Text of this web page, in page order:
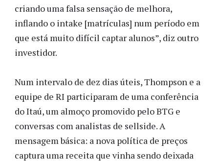
criando uma falsa sensação de melhora,
inflando o intake [matrículas] num período em
que está muito difícil captar alunos”, diz outro
investidor.
Num intervalo de dez dias úteis, Thompson e a
equipe de RI participaram de uma conferência
do Itaú, um almoço promovido pelo BTG e
conversas com analistas de sellside. A
mensagem básica: a nova política de preços
captura uma receita que vinha sendo deixada